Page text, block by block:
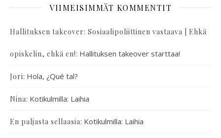
VIIMEISIMMÄT KOMMENTIT
Hallituksen takeover: Sosiaalipoliittinen vastaava | Ehkä
opiskelin, ehkä en!: Hallituksen takeover starttaa!
Jori: Hola, ¿Qué tal?
Nina: Kotikulmilla: Laihia
En paljasta sellaasia: Kotikulmilla: Laihia